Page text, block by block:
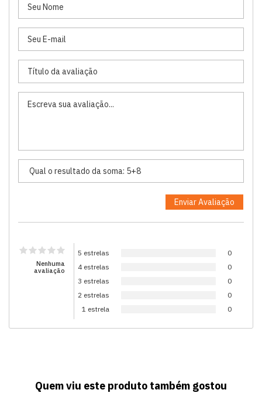
Nenhuma
avaliação
5 estrelas
0
4 estrelas
0
3 estrelas
0
2 estrelas
0
1 estrela
0
Quem viu este produto também gostou